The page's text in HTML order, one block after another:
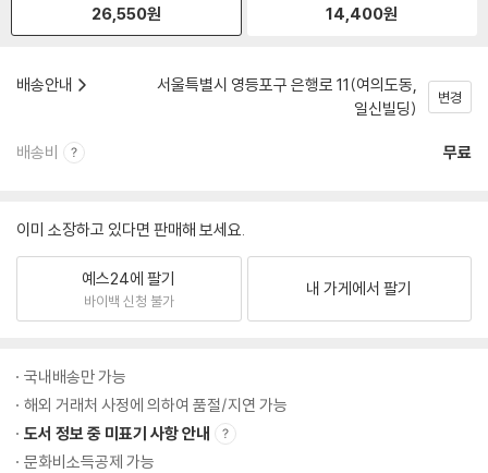
26,550원 14,400원
배송안내
서울특별시 영등포구 은행로 11(여의도동,
일신빌딩)
변경
배송비 무료
이미 소장하고 있다면 판매해 보세요.
예스24에 팔기
바이백 신청 불가
내 가게에서 팔기
국내배송만 가능
해외 거래처 사정에 의하여 품절/지연 가능
도서 정보 중 미표기 사항 안내
문화비소득공제 가능